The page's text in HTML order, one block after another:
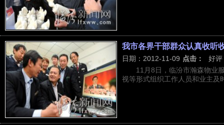
我市各界干部群众认真收听
日期：2012-11-09 点击：
好评
11月8日，临汾市瀚森物业
视等形式组织工作人员和业主及